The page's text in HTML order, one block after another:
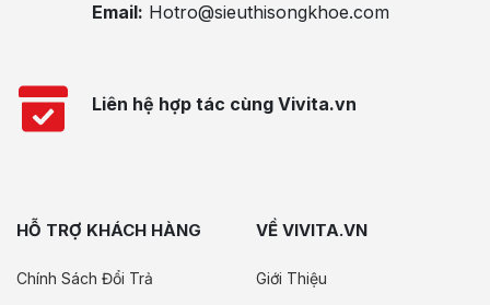
Email: Hotro@sieuthisongkhoe.com
Liên hệ hợp tác cùng Vivita.vn
HỖ TRỢ KHÁCH HÀNG
Chính Sách Đổi Trả
VỀ VIVITA.VN
Giới Thiệu